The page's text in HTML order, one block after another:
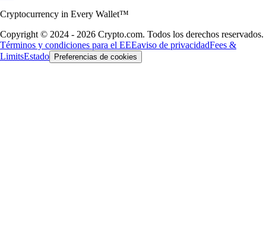
Cryptocurrency in Every Wallet™
Copyright © 2024 - 2026 Crypto.com. Todos los derechos reservados.
Términos y condiciones para el EEEaviso de privacidadFees &
LimitsEstado Preferencias de cookies